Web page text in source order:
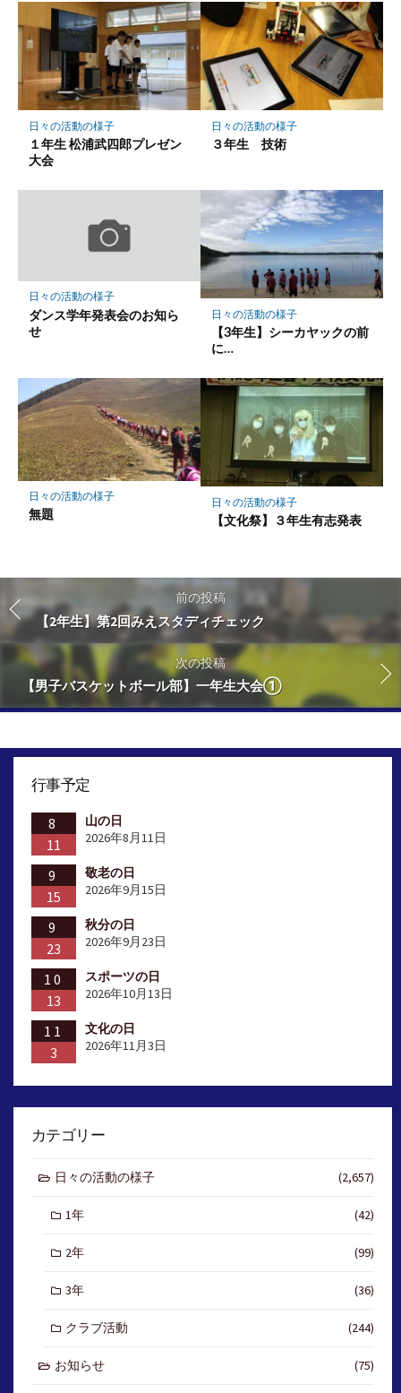
日々の活動の様子
１年生 松浦武四郎プレゼン
大会
日々の活動の様子
３年生 技術
日々の活動の様子
ダンス学年発表会のお知ら
せ
日々の活動の様子
【3年生】シーカヤックの前
に…
日々の活動の様子
無題
日々の活動の様子
【文化祭】３年生有志発表
前の投稿
【2年生】第2回みえスタディチェック
次の投稿
【男子バスケットボール部】一年生大会①
行事予定
8
11
山の日
2026年8月11日
9
15
敬老の日
2026年9月15日
9
23
秋分の日
2026年9月23日
10
13
スポーツの日
2026年10月13日
11
3
文化の日
2026年11月3日
カテゴリー
日々の活動の様子 (2,657)
1年 (42)
2年 (99)
3年 (36)
クラブ活動 (244)
お知らせ (75)